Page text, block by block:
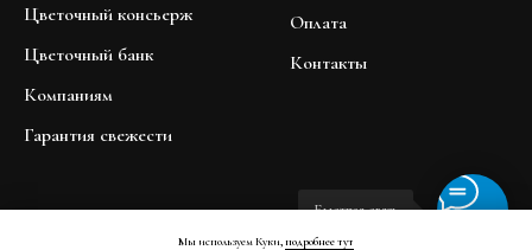
Быстрая связь
Мы используем Куки,подробнее тут
Цветочный консьерж
Цветочный банк
Компаниям
Гарантия свежести
Оплата
Контакты